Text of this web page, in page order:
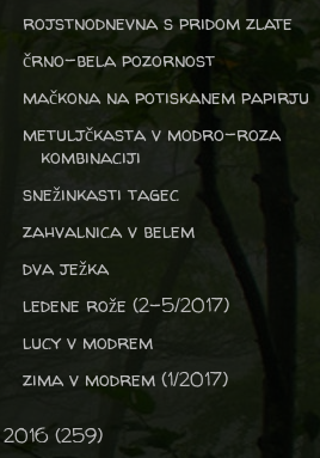
rojstnodnevna s pridom zlate
črno-bela pozornost
mačkona na potiskanem papirju
metuljčkasta v modro-roza
kombinaciji
snežinkasti tagec
zahvalnica v belem
dva ježka
ledene rože (2-5/2017)
lucy v modrem
zima v modrem (1/2017)
2016 (259)